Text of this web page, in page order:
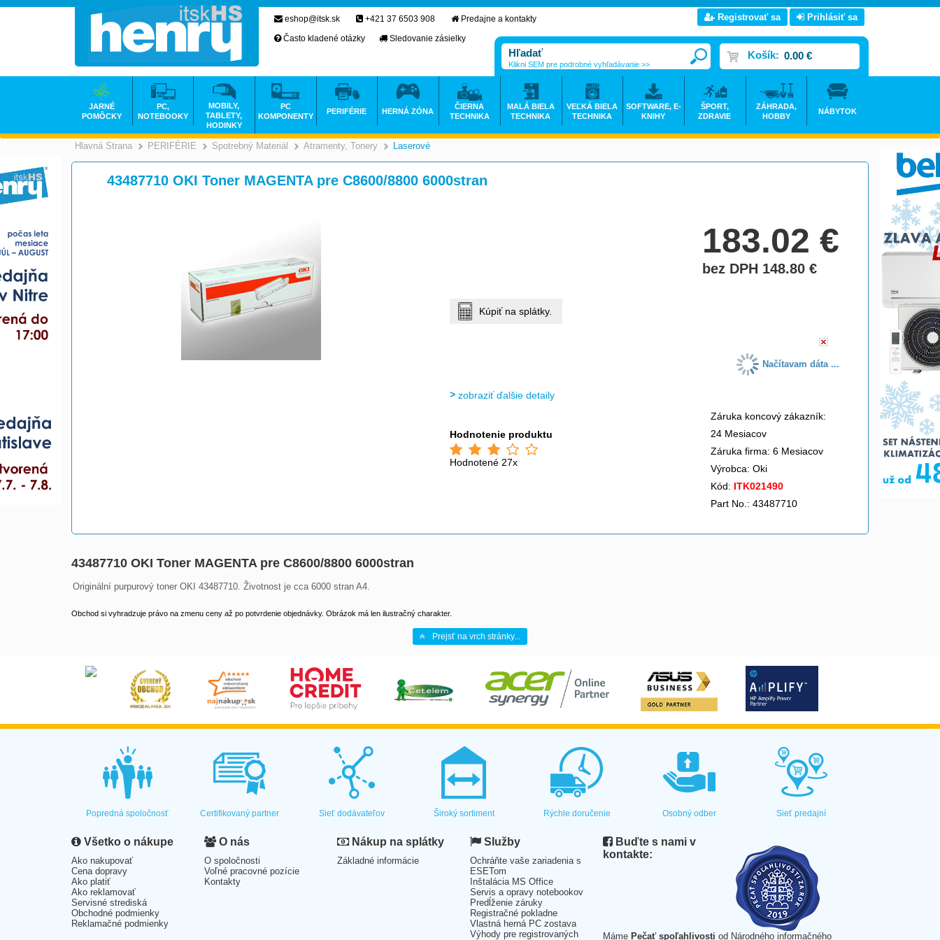
Hlavná Strana >
PERIFÉRIE >
Spotrebný Materiál >
Atramenty, Tonery >
Laserové
43487710 OKI Toner MAGENTA pre C8600/8800 6000stran
183.02€
bez DPH 148.80€
Kúpiť na splátky.
Načítavam dáta ...
zobraziť ďalšie detaily
Hodnotenie produktu
Hodnotené 27x
Záruka koncový zákazník:
24 Mesiacov
Záruka firma: 6 Mesiacov
Výrobca: Oki
Kód: ITK021490
Part No.: 43487710
43487710 OKI Toner MAGENTA pre C8600/8800 6000stran
Originální purpurový toner OKI 43487710. Životnost je cca 6000 stran A4.
Obchod si vyhradzuje právo na zmenu ceny až po potvrdenie objednávky. Obrázok má len ilustračný charakter.
Prejsť na vrch stránky...
eshop@itsk.sk +421 37 6503 908
Predajne a kontakty
Často kladené otázky
Sledovanie zásielky
Registrovať sa Prihlásiť sa
Košík: 0.00 €
Klikni SEM pre podrobné vyhľadávanie >>
JARNÉ
POMÔCKY
PC,
NOTEBOOKY
MOBILY,
TABLETY,
HODINKY
PC
KOMPONENTY
PERIFÉRIE HERNÁ ZÓNA
ČIERNA
TECHNIKA
MALÁ BIELA
TECHNIKA
VEĽKÁ BIELA
TECHNIKA
SOFTWARE, E-
KNIHY
ŠPORT,
ZDRAVIE
ZÁHRADA,
HOBBY
NÁBYTOK
Popredná spoločnosť Certifikovaný partner Sieť dodávateľov Široký sortiment Rýchle doručenie Osobný odber Sieť predajní
Všetko o nákupe
Ako nakupovať
Cena dopravy
Ako platiť
Ako reklamovať
Servisné strediská
Obchodné podmienky
Reklamačné podmienky
O nás
O spoločnosti
Voľné pracovné pozície
Kontakty
Nákup na splátky
Základné informácie
Služby
Ochráňte vaše zariadenia s
ESETom
Inštalácia MS Office
Servis a opravy notebookov
Predĺženie záruky
Registračné pokladne
Vlastná herná PC zostava
Výhody pre registrovaných
Buďte s nami v
kontakte:
Máme Pečať spoľahlivosti od Národného informačného